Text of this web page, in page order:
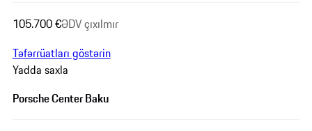
105.700 €ƏDV çıxılmır
Təfərrüatları göstərin
Yadda saxla
Porsche Center Baku